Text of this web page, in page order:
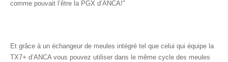
comme pouvait l’être la PGX d’ANCA!"
Et grâce à un échangeur de meules intégré tel que celui qui équipe la
TX7+ d’ANCA vous pouvez utiliser dans le même cycle des meules